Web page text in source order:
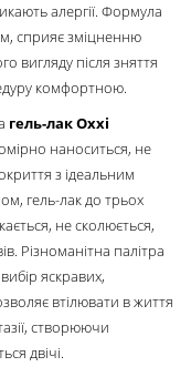
алергії. Формула
сприяє зміцненню
вигляду після зняття
комфортною.
гель-лак Oxxi
наноситься, не
з ідеальним
гель-лак до трьох
не сколюється,
Різноманітна палітра
яскравих,
втілювати в життя
створюючи
двічі.